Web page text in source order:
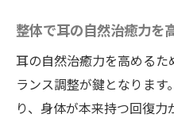
整体で耳の自然治癒力を
耳の自然治癒力を高める
ランス調整が鍵となりま
り、身体が本来持つ回復